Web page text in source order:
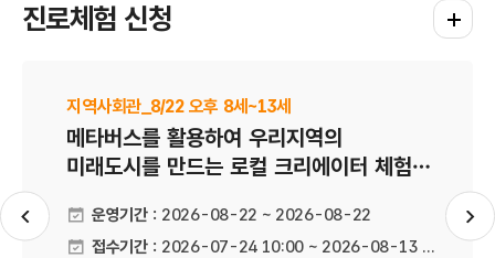
진로체험 신청
지역사회관_8/22 오후 8세~13세
메타버스를 활용하여 우리지역의
미래도시를 만드는 로컬 크리에이터 체험을
운영기간 : 2026-08-22 ~ 2026-08-22
접수기간 :
2026-07-24 10:00 ~ 2026-08-13 18:00
슬라이드 이전 슬
진로체